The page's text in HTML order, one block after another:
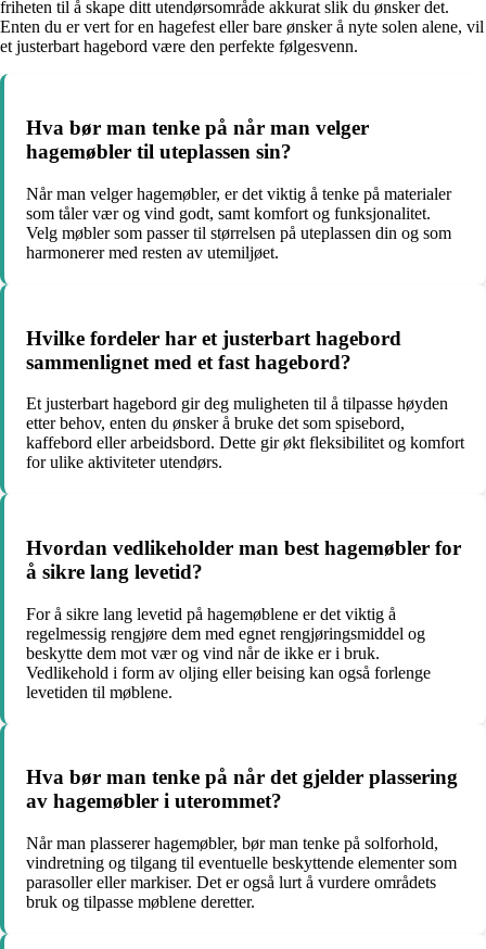
friheten til å skape ditt utendørsområde akkurat slik du ønsker det.
Enten du er vert for en hagefest eller bare ønsker å nyte solen alene, vil
et justerbart hagebord være den perfekte følgesvenn.
Hva bør man tenke på når man velger
hagemøbler til uteplassen sin?
Når man velger hagemøbler, er det viktig å tenke på materialer
som tåler vær og vind godt, samt komfort og funksjonalitet.
Velg møbler som passer til størrelsen på uteplassen din og som
harmonerer med resten av utemiljøet.
Hvilke fordeler har et justerbart hagebord
sammenlignet med et fast hagebord?
Et justerbart hagebord gir deg muligheten til å tilpasse høyden
etter behov, enten du ønsker å bruke det som spisebord,
kaffebord eller arbeidsbord. Dette gir økt fleksibilitet og komfort
for ulike aktiviteter utendørs.
Hvordan vedlikeholder man best hagemøbler for
å sikre lang levetid?
For å sikre lang levetid på hagemøblene er det viktig å
regelmessig rengjøre dem med egnet rengjøringsmiddel og
beskytte dem mot vær og vind når de ikke er i bruk.
Vedlikehold i form av oljing eller beising kan også forlenge
levetiden til møblene.
Hva bør man tenke på når det gjelder plassering
av hagemøbler i uterommet?
Når man plasserer hagemøbler, bør man tenke på solforhold,
vindretning og tilgang til eventuelle beskyttende elementer som
parasoller eller markiser. Det er også lurt å vurdere områdets
bruk og tilpasse møblene deretter.